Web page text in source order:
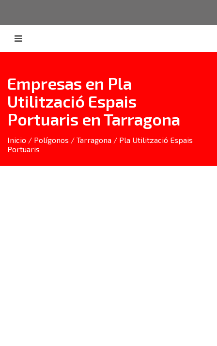
Empresas en Pla
Utilització Espais
Portuaris en Tarragona
Inicio / Polígonos / Tarragona / Pla Utilització Espais
Portuaris